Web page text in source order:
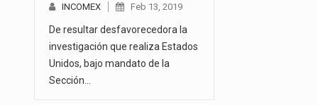
INCOMEX Feb 13, 2019
De resultar desfavorecedora la
investigación que realiza Estados
Unidos, bajo mandato de la
Sección…